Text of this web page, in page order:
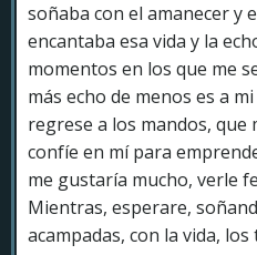
soñaba con el amanecer y
encantaba esa vida y la
momentos en los que me
más echo de menos es a
regrese a los mandos, que
confíe en mí para
me gustaría mucho, verle
Mientras, esperare,
acampadas, con la vida,